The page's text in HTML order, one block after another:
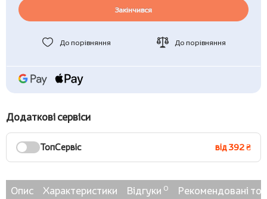
Закінчився
До порівняння До порівняння
Додаткові сервіси
ТопСервіс від 392 ₴
Опис Характеристики Відгуки 0 Рекомендовані